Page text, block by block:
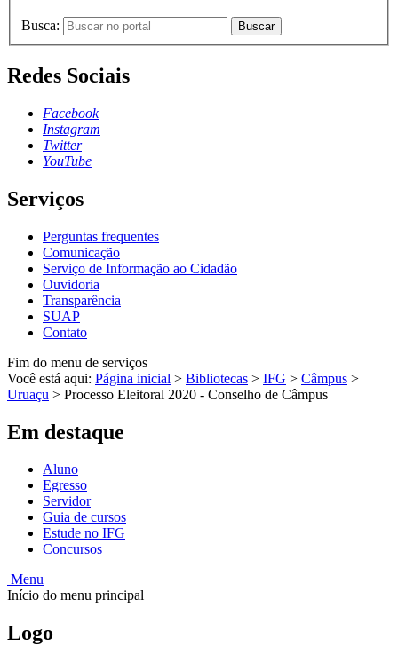
Busca: Buscar
Redes Sociais
Facebook
Instagram
Twitter
YouTube
Serviços
Perguntas frequentes
Comunicação
Serviço de Informação ao Cidadão
Ouvidoria
Transparência
SUAP
Contato
Fim do menu de serviços
Você está aqui: Página inicial > Bibliotecas > IFG > Câmpus >
Uruaçu > Processo Eleitoral 2020 - Conselho de Câmpus
Em destaque
Aluno
Egresso
Servidor
Guia de cursos
Estude no IFG
Concursos
Menu
Início do menu principal
Logo